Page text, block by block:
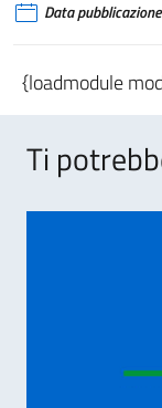
Data
{loadmodule
Ti